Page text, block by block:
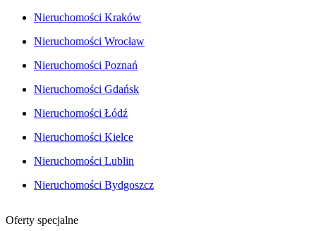
Nieruchomości Kraków
Nieruchomości Wrocław
Nieruchomości Poznań
Nieruchomości Gdańsk
Nieruchomości Łódź
Nieruchomości Kielce
Nieruchomości Lublin
Nieruchomości Bydgoszcz
Oferty specjalne